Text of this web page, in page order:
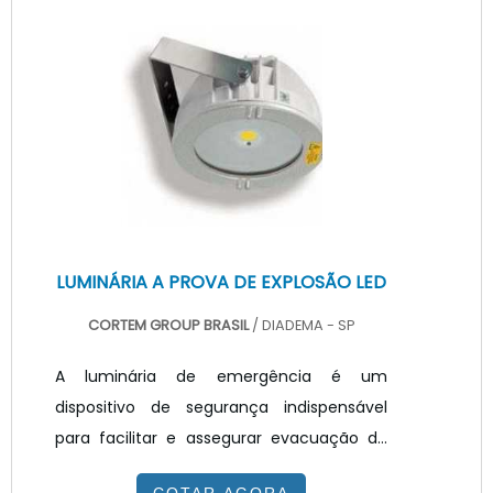
classificadas em duas formas específicas:
as secundárias e as terciárias. As lentes
ópticas para leds secundárias tem a
função de concentrar o feixe luminoso do
LED e proteger o chip, já.
LUMINÁRIA A PROVA DE EXPLOSÃO LED
CORTEM GROUP BRASIL/ DIADEMA - SP
A luminária de emergência é um
dispositivo de segurança indispensável
para facilitar e assegurar evacuação de
pessoas de forma eficiente e rápida. Este